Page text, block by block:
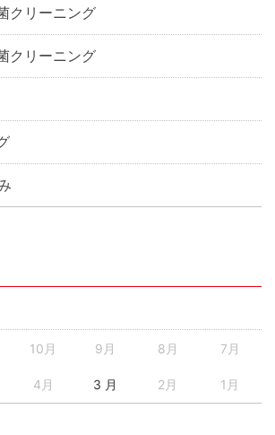
クリーニング
クリーニング
10月 9月 8月 7月
4月 3 月 2月 1月